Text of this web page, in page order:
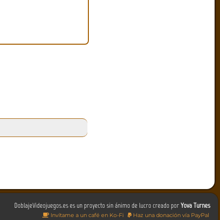
DoblajeVideojuegos.es es un proyecto sin ánimo de lucro creado porYova Turnes
Invítame a un café en Ko-Fi Haz una donación vía PayPal